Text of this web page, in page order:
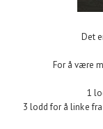
Det
For å være
1
3 lodd for å linke